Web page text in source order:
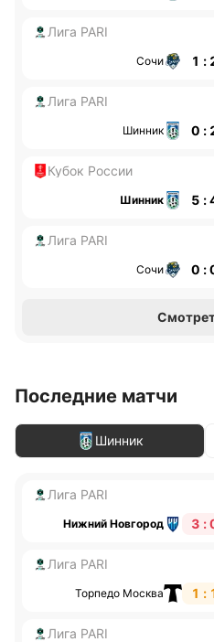
Лига PARI
Сочи 1 :
Лига PARI
Шинник 0 :
Кубок России
Шинник 5 :
Лига PARI
Сочи 0 :
Последние матчи
Шинник
Лига PARI
Нижний Новгород 3 :
Лига PARI
Торпедо Москва 1 :
Лига PARI